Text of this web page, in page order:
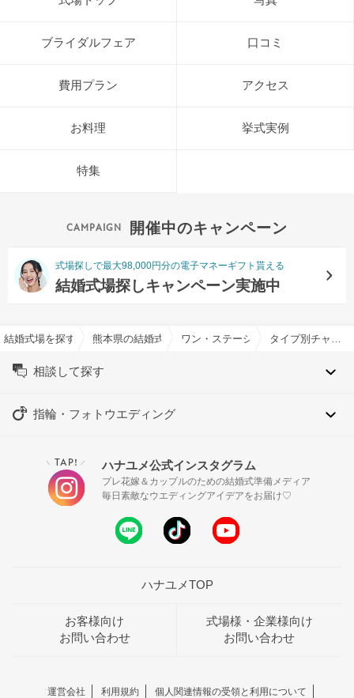
ブライダルフェア 口コミ
費用プラン アクセス
お料理 挙式実例
特集
開催中のキャンペーン
式場探しで最大98,000円分の電子マネーギフト貰える
結婚式場探しキャンペーン実施中
結婚式場を探すならハナユメ熊本県の結婚式場一覧ワン・ステーションホテル熊本で結
相談して探す
指輪・フォトウエディング
＼ TAP! ／ ハナユメ公式インスタグラム
プレ花嫁＆カップルのための結婚式準備メディア
毎日素敵なウエディングアイデアをお届け♡
ハナユメTOP
お客様向け
お問い合わせ
式場様・企業様向け
お問い合わせ
運営会社 利用規約 個人関連情報の受領と利用について